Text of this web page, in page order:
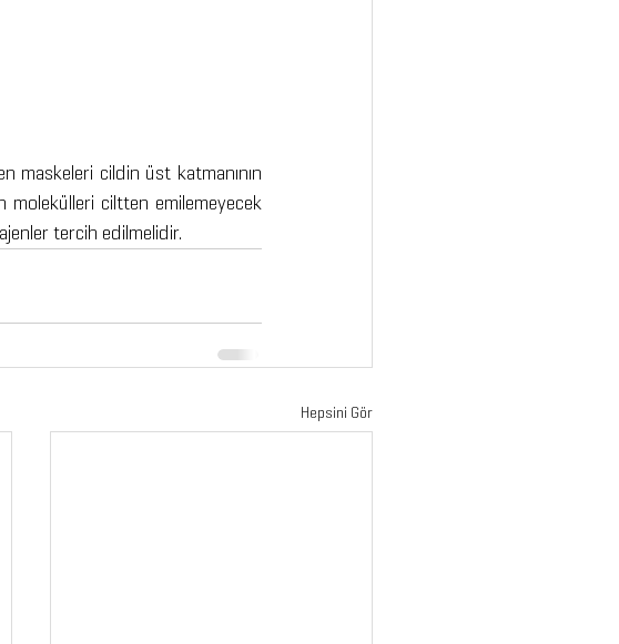
maskeleri cildin üst katmanının
molekülleri ciltten emilemeyecek
tercih edilmelidir.
Hepsini Gör